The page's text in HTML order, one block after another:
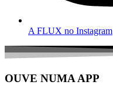
A FLUX no Instagram
OUVE NUMA APP